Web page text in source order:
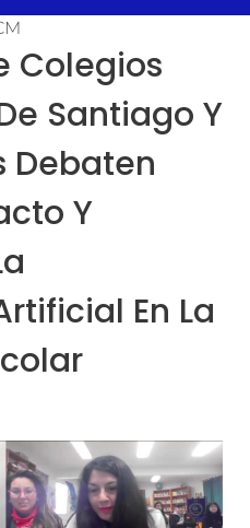
Colegios
Santiago Y
Debaten
Y
En La